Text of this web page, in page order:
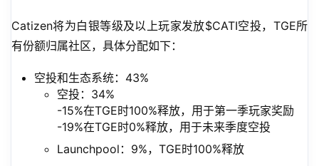
Catizen将为白银等级及以上玩家发放$CATI空投，TGE所
有份额归属社区，具体分配如下：
空投和生态系统：43%
空投：34%
-15%在TGE时100%释放，用于第一季玩家奖励
-19%在TGE时0%释放，用于未来季度空投
Launchpool：9%，TGE时100%释放